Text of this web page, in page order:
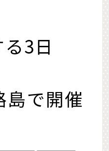
3日
島で開催